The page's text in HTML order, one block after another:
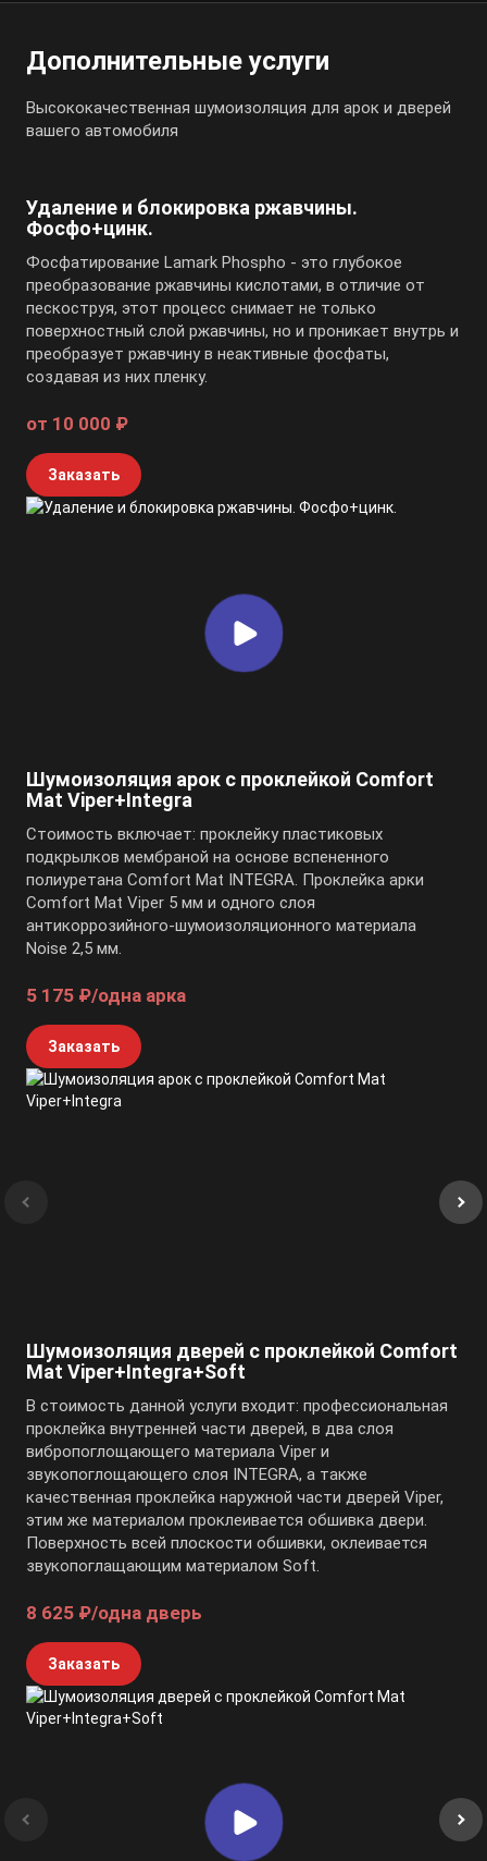
Дополнительные услуги
Высококачественная шумоизоляция для арок и дверей
вашего автомобиля
Удаление и блокировка ржавчины.
Фосфо+цинк.
Фосфатирование Lamark Phospho - это глубокое
преобразование ржавчины кислотами, в отличие от
пескоструя, этот процесс снимает не только
поверхностный слой ржавчины, но и проникает внутрь и
преобразует ржавчину в неактивные фосфаты,
создавая из них пленку.
от 10 000 ₽
Заказать
Шумоизоляция арок с проклейкой Comfort
Mat Viper+Integra
Стоимость включает: проклейку пластиковых
подкрылков мембраной на основе вспененного
полиуретана Comfort Mat INTEGRA. Проклейка арки
Comfort Mat Viper 5 мм и одного слоя
антикоррозийного-шумоизоляционного материала
Noise 2,5 мм.
5 175 ₽/одна арка
Заказать
Шумоизоляция дверей с проклейкой Comfort
Mat Viper+Integra+Soft
В стоимость данной услуги входит: профессиональная
проклейка внутренней части дверей, в два слоя
вибропоглощающего материала Viper и
звукопоглощающего слоя INTEGRA, а также
качественная проклейка наружной части дверей Viper,
этим же материалом проклеивается обшивка двери.
Поверхность всей плоскости обшивки, оклеивается
звукопоглащающим материалом Soft.
8 625 ₽/одна дверь
Заказать